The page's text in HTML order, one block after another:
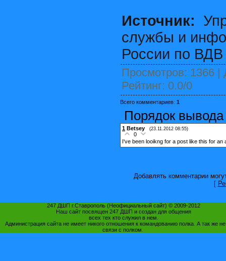
Источник:
службы и
России по ВДВ
Просмотров: 1366 |
Рейтинг: 0.0/0
Всего комментариев: 1
Порядок
1 Betsey (23.11.2012 08:55)
0
I've been looikng for a post like this for an
Добавлять комментарии
[
247 ДШП г.Ставрополь (Неофициальный сайт) © 2009-2012
Наш сайт посвящен 247 ДШП и создан для общения
всех тех кто служил в нем.
Администрация сайта не имеет никого отношения к командованию полка. А так же
связи с полком.